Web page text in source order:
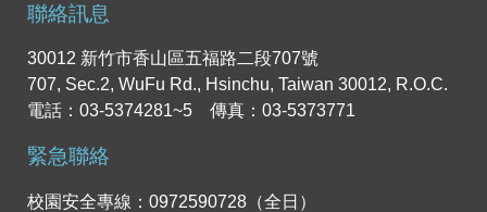
聯絡訊息
30012 新竹市香山區五福路二段707號
707, Sec.2, WuFu Rd., Hsinchu, Taiwan 30012, R.O.C.
電話：03-5374281~5 傳真：03-5373771
緊急聯絡
校園安全專線：0972590728（全日）